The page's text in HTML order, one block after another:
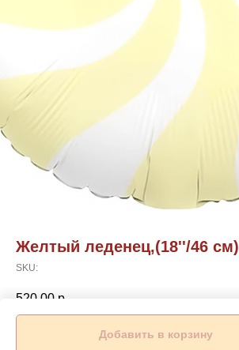
Желтый леденец,(18''/46 см)
SKU:
520,00 р.
Добавить в корзину